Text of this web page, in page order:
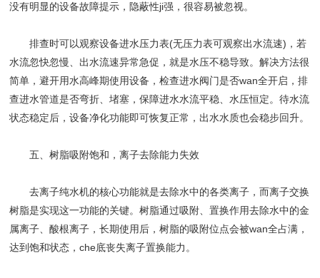
没有明显的设备故障提示，隐蔽性ji强，很容易被忽视。
排查时可以观察设备进水压力表(无压力表可观察出水流速)，若
水流忽快忽慢、出水流速异常急促，就是水压不稳导致。解决方法很
简单，避开用水高峰期使用设备，检查进水阀门是否wan全开启，排
查进水管道是否弯折、堵塞，保障进水水流平稳、水压恒定。待水流
状态稳定后，设备净化功能即可恢复正常，出水水质也会稳步回升。
五、树脂吸附饱和，离子去除能力失效
去离子纯水机的核心功能就是去除水中的各类离子，而离子交换
树脂是实现这一功能的关键。树脂通过吸附、置换作用去除水中的金
属离子、酸根离子，长期使用后，树脂的吸附位点会被wan全占满，
达到饱和状态，che底丧失离子置换能力。